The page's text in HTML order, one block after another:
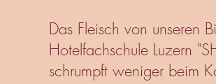
Das Fleisch von unseren
Hotelfachschule Luzern
schrumpft weniger beim